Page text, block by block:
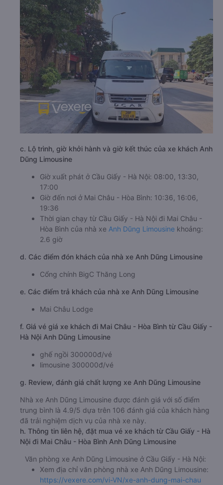
c. Lộ trình, giờ khởi hành và giờ kết thúc của xe khách Anh
Dũng Limousine
Giờ xuất phát ở Cầu Giấy - Hà Nội: 08:00, 13:30,
17:00
Giờ đến nơi ở Mai Châu - Hòa Bình: 10:36, 16:06,
19:36
Thời gian chạy từ Cầu Giấy - Hà Nội đi Mai Châu -
Hòa Bình của nhà xe Anh Dũng Limousine khoảng:
2.6 giờ
d. Các điểm đón khách của nhà xe Anh Dũng Limousine
Cổng chính BigC Thăng Long
e. Các điểm trả khách của nhà xe Anh Dũng Limousine
Mai Châu Lodge
f. Giá vé giá xe khách đi Mai Châu - Hòa Bình từ Cầu Giấy -
Hà Nội Anh Dũng Limousine
ghế ngồi 300000đ/vé
limousine 300000đ/vé
g. Review, đánh giá chất lượng xe Anh Dũng Limousine
Nhà xe Anh Dũng Limousine được đánh giá với số điểm
trung bình là 4.9/5 dựa trên 106 đánh giá của khách hàng
đã trải nghiệm dịch vụ của nhà xe này.
h. Thông tin liên hệ, đặt mua vé xe khách từ Cầu Giấy - Hà
Nội đi Mai Châu - Hòa Bình Anh Dũng Limousine
Văn phòng xe Anh Dũng Limousine ở Cầu Giấy - Hà Nội:
Xem địa chỉ văn phòng nhà xe Anh Dũng Limousine:
https://vexere.com/vi-VN/xe-anh-dung-mai-chau